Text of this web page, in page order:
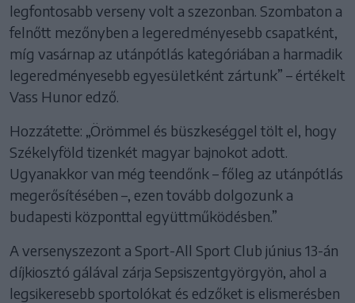
legfontosabb verseny volt a szezonban. Szombaton a
felnőtt mezőnyben a legeredményesebb csapatként,
míg vasárnap az utánpótlás kategóriában a harmadik
legeredményesebb egyesületként zártunk” – értékelt
Vass Hunor edző.
Hozzátette: „Örömmel és büszkeséggel tölt el, hogy
Székelyföld tizenkét magyar bajnokot adott.
Ugyanakkor van még teendőnk – főleg az utánpótlás
megerősítésében –, ezen tovább dolgozunk a
budapesti központtal együttműködésben.”
A versenyszezont a Sport-All Sport Club június 13-án
díjkiosztó gálával zárja Sepsiszentgyörgyön, ahol a
legsikeresebb sportolókat és edzőket is elismerésben